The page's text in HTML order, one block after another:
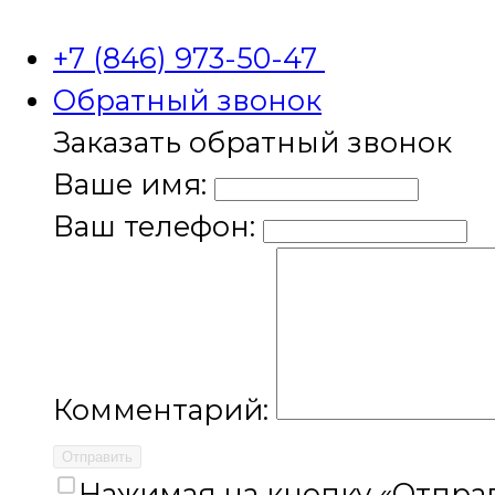
+7 (846) 973-50-47
Обратный звонок
Заказать обратный звонок
Ваше имя:
Ваш телефон:
Комментарий:
Отправить